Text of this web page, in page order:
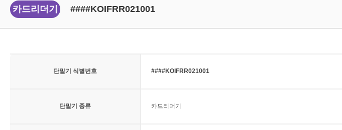
카드리더기 ####KOIFRR021001
단말기 식별번호 ####KOIFRR021001
단말기 종류 카드리더기